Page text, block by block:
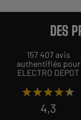
DES
157 407 avis
authentifiés pour
ELECTRO DEPOT
★★★★★
★★★★★
4,3